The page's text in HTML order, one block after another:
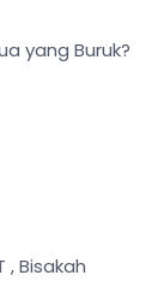
yang Buruk?
, Bisakah